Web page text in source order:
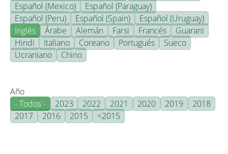
Español (Mexico)
Español (Paraguay)
Español (Peru)
Español (Spain)
Español (Uruguay)
Inglés
Árabe Alemán Farsi Francés
Guarani
Hindi
Italiano Coreano Portugués
Sueco
Ucraniano
Chino
Año
- Todos -
2023 2022 2021 2020 2019
2018
2017
2016 2015 <2015